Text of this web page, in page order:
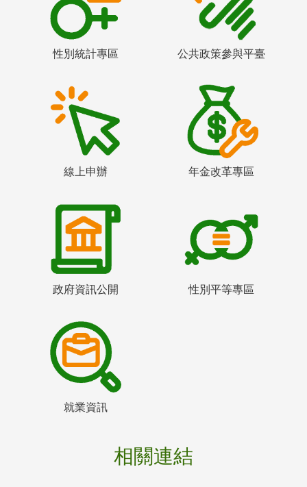
性別統計專區 公共政策參與平臺
線上申辦 年金改革專區
政府資訊公開 性別平等專區
就業資訊
相關連結